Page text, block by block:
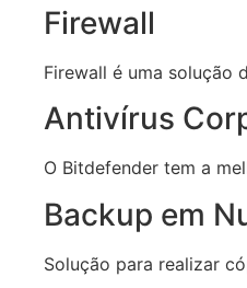
Firewall
Firewall é uma solução
Antivírus
O Bitdefender tem a
Backup em
Solução para realizar